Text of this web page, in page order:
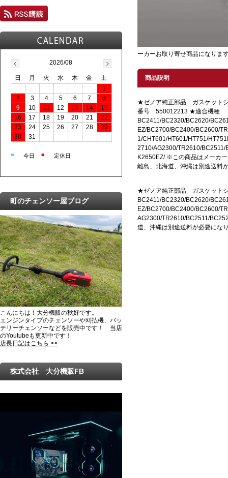
ーカーお取り寄せ商品になりま
商品説明
★ゼノア純正部品 ガスケット
番号 550012213 ★適合
BC2411/BC2320/BC2620/
EZ/BC2700/BC2400/BC2600/
1/CHT601/HT601/HT751/
2710/AG2300/TR2610/
K2650EZ/ ※この商品はメーカ
離島、北海道、沖縄は別途送料
★ゼノア純正部品 ガスケッ
BC2411/BC2320/BC2620/
EZ/BC2700/BC2400/BC2600/
AG2300/TR2610/BC2511/
道、沖縄は別途送料が必要にな
2026/08
日 月 火 水 木 金
土
1
2
3 4 5 6 7
8
9
10 11 12 13 14
15
16
17 18 19 20 21
22
23
24 25 26 27 28
29
30
31
■ 今日 ■ 定休日
町のチェンソー屋ブログ
こんにちは！大分機販の秋好です。
エンジンタイプのチェンソーや刈払機、バッ
テリーチェンソーなどを販売中です！ 当店
のYoutubeも更新中です！
店長日記はこちら >>
株式会社 大分機販FB